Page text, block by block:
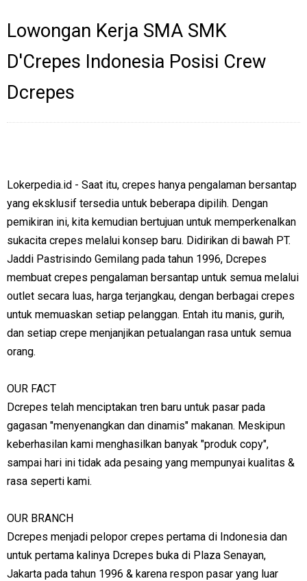
Lowongan Kerja SMA SMK
D'Crepes Indonesia Posisi Crew
Dcrepes
Lokerpedia.id - Saat itu, crepes hanya pengalaman bersantap
yang eksklusif tersedia untuk beberapa dipilih. Dengan
pemikiran ini, kita kemudian bertujuan untuk memperkenalkan
sukacita crepes melalui konsep baru. Didirikan di bawah PT.
Jaddi Pastrisindo Gemilang pada tahun 1996, Dcrepes
membuat crepes pengalaman bersantap untuk semua melalui
outlet secara luas, harga terjangkau, dengan berbagai crepes
untuk memuaskan setiap pelanggan. Entah itu manis, gurih,
dan setiap crepe menjanjikan petualangan rasa untuk semua
orang.
OUR FACT
Dcrepes telah menciptakan tren baru untuk pasar pada
gagasan "menyenangkan dan dinamis" makanan. Meskipun
keberhasilan kami menghasilkan banyak "produk copy",
sampai hari ini tidak ada pesaing yang mempunyai kualitas &
rasa seperti kami.
OUR BRANCH
Dcrepes menjadi pelopor crepes pertama di Indonesia dan
untuk pertama kalinya Dcrepes buka di Plaza Senayan,
Jakarta pada tahun 1996 & karena respon pasar yang luar